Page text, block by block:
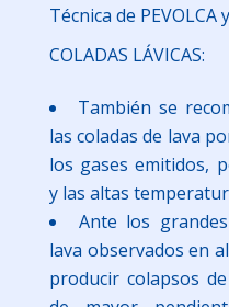
Técnica de
COLADAS LÁVICAS:
También se
las coladas de lava
los gases emitidos,
y las altas
Ante los
lava observados en
producir colapsos